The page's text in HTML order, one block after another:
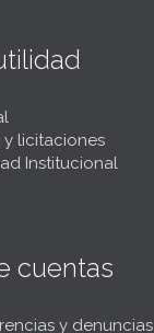
licitaciones
Institucional
cuentas
y denuncias